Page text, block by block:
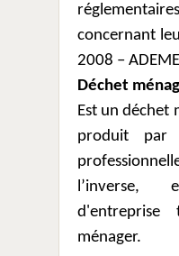
concernant
2008 –
Déchet
Est un déchet
produit par
ménager.